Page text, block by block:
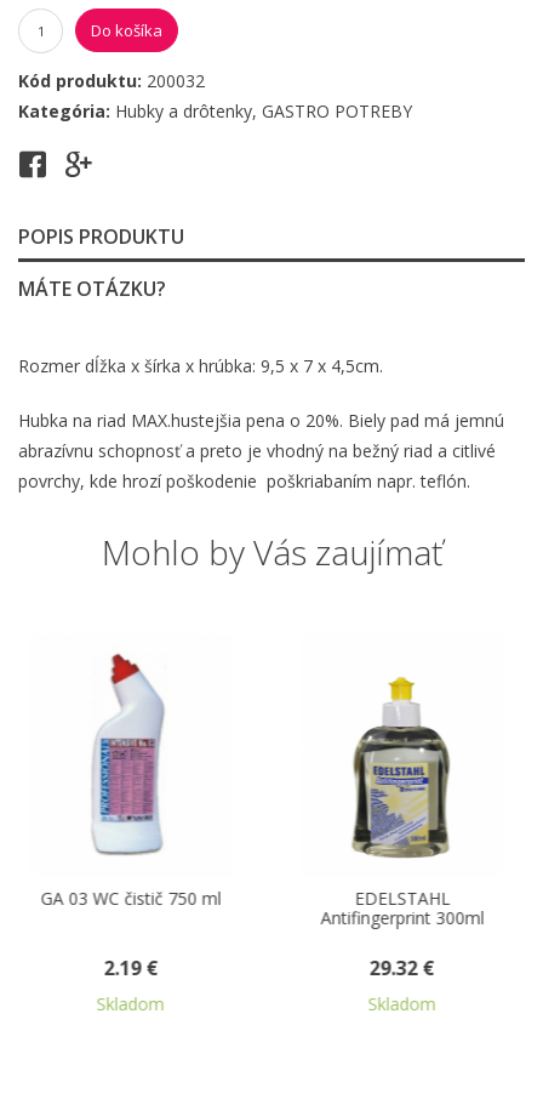
Do košíka
Kód produktu: 200032
Kategória: Hubky a drôtenky, GASTRO POTREBY
POPIS PRODUKTU
MÁTE OTÁZKU?
Rozmer dĺžka x šírka x hrúbka: 9,5 x 7 x 4,5cm.
Hubka na riad MAX.hustejšia pena o 20%. Biely pad má jemnú
abrazívnu schopnosť a preto je vhodný na bežný riad a citlivé
povrchy, kde hrozí poškodenie poškriabaním napr. teflón.
Mohlo by Vás zaujímať
WC čistič 750 ml
EDELSTAHL
Antifingerprint 300ml